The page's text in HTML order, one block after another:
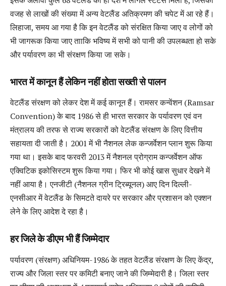
वजह से लाखों की संख्या में अन्य वेटलैंड अतिक्रमण की चपेट में आ रहे हैं।
लिहाजा, समय आ गया है कि इन वेटलैंड को संरक्षित किया जाए व लोगों को
भी जागरूक किया जाए तााकि भविष्य में सभी को पानी की उपलब्धता हो सके
और पर्यावरण का भी संरक्षण किया जा सके।
भारत में कानून हैं लेकिन नहीं होता सख्ती से पालन
वेटलैंड संरक्षण को लेकर देश में कई कानून हैं। रामसर कन्वेंशन (Ramsar
Convention) के बाद 1986 से ही भारत सरकार के पर्यावरण एवं वन
मंत्रालय की तरफ से राज्य सरकारों को वेटलैंड संरक्षण के लिए वित्तीय
सहायता दी जाती है। 2001 में भी नैशनल लेक कन्जर्वेशन प्लान शुरू किया
गया था। इसके बाद फरवरी 2013 में नैशनल प्रोग्राम कन्जर्वेशन ऑफ
एक्विटिक इकोसिस्टम शुरू किया गया। फिर भी कोई खास सुधार देखने में
नहीं आया है। एनजीटी (नैशनल ग्रीन ट्रिब्यूनल) आए दिन दिल्ली-
एनसीआर में वेटलैंड के सिमटते दायरे पर सरकार और प्रशासन को एक्शन
लेने के लिए आदेश दे रहा है।
हर जिले के डीएम भी हैं जिम्मेदार
पर्यावरण (संरक्षण) अधिनियम-1986 के तहत वेटलैंड संरक्षण के लिए केंद्र,
राज्य और जिला स्तर पर कमिटी बनाए जाने की जिम्मेदारी है। जिला स्तर